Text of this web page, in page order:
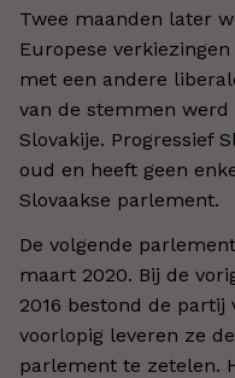
Twee maanden later
Europese
met een andere
van de stemmen werd
Slovakije. Progressief
oud en heeft geen
Slovaakse parlement.
De volgende
maart 2020. Bij de
2016 bestond de partij
voorlopig leveren ze
parlement te zetelen.